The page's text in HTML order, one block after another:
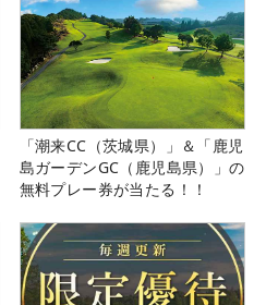
「潮来CC（茨城県）」＆「鹿児
島ガーデンGC（鹿児島県）」の
無料プレー券が当たる！！